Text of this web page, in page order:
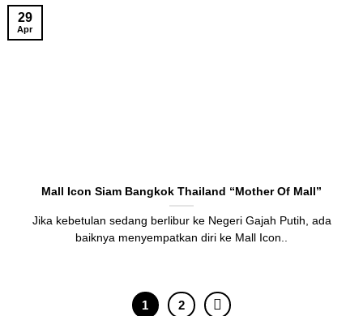
Mall Icon Siam Bangkok Thailand “Mother Of Mall”
Jika kebetulan sedang berlibur ke Negeri Gajah Putih, ada
baiknya menyempatkan diri ke Mall Icon..
29
Apr
1 2